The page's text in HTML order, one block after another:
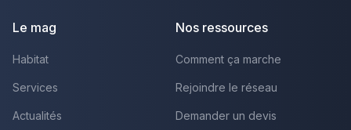
Le mag
Habitat
Services
Actualités
Nos ressources
Comment ça marche
Rejoindre le réseau
Demander un devis